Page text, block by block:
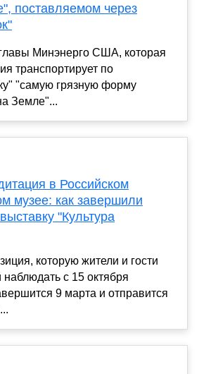
поставляемом через
Минэнерго США, которая
транспортирует по
"самую грязную форму
Земле"...
в Российском
музее: как завершили
"Культура
которую жители и гости
наблюдать с 15 октября
9 марта и отправится